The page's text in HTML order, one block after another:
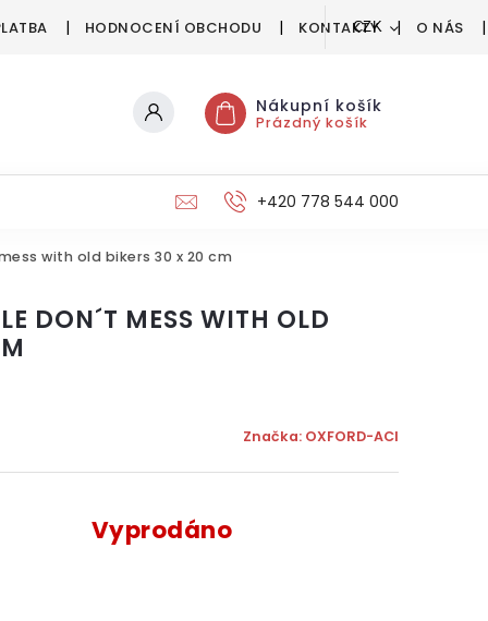
HODNOCENÍ OBCHODU KONTAKTY O NÁS
CZK
Nákupní košík
Prázdný košík
+420 778 544 000
with old bikers 30 x 20 cm
DON´T MESS WITH OLD
Značka: OXFORD-ACI
Vyprodáno